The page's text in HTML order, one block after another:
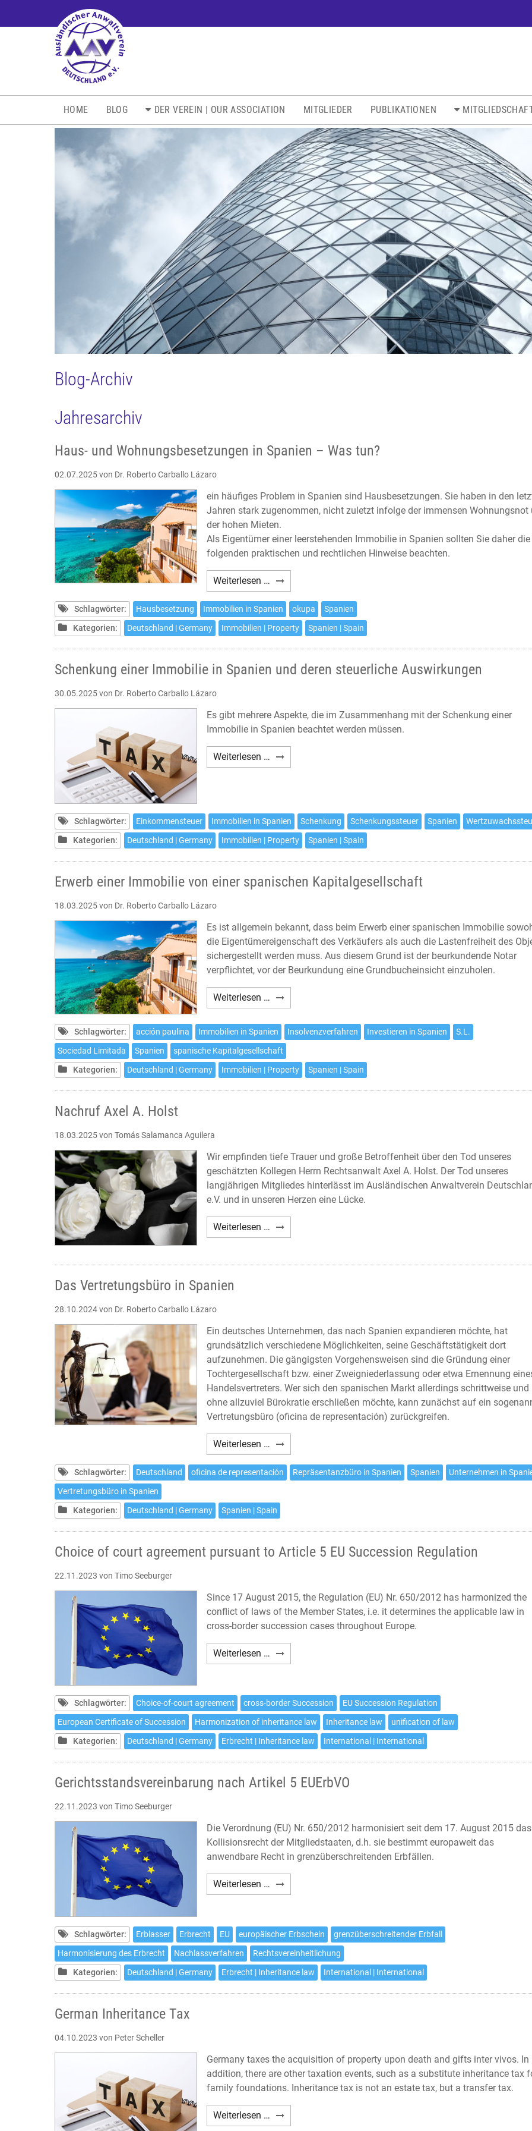
HOME BLOG DER VEREIN | OUR ASSOCIATION MITGLIEDER PUBLIKATIONEN
Blog-Archiv
Jahresarchiv
Haus- und Wohnungsbesetzungen in Spanien – Was tun?
02.07.2025von Dr. Roberto Carballo Lázaro
ein häufiges Problem in Spanien sind Hausbesetzungen. Sie haben in den
Jahren stark zugenommen, nicht zuletzt infolge der immensen Wohnungsnot
der hohen Mieten.
Als Eigentümer einer leerstehenden Immobilie in Spanien sollten Sie daher die
folgenden praktischen und rechtlichen Hinweise beachten.
Weiterlesen … Haus-
und
Wohnungsbesetzungen
in
Spanien
–
Was
Schlagwörter: Hausbesetzung Immobilien in Spanien okupa
Spanien
Kategorien:
Deutschland | Germany Immobilien | Property Spanien | Spain
Schenkung einer Immobilie in Spanien und deren steuerliche Auswirkungen
30.05.2025von Dr. Roberto Carballo Lázaro
Es gibt mehrere Aspekte, die im Zusammenhang mit der Schenkung einer
Immobilie in Spanien beachtet werden müssen.
Weiterlesen … Schenkung
einer
Spanien
und
deren
Schlagwörter: Einkommensteuer Immobilien in Spanien Schenkung Schenkungssteuer Spanien
Kategorien:
Deutschland | Germany Immobilien | Property Spanien | Spain
Erwerb einer Immobilie von einer spanischen Kapitalgesellschaft
18.03.2025von Dr. Roberto Carballo Lázaro
Es ist allgemein bekannt, dass beim Erwerb einer spanischen Immobilie
die Eigentümereigenschaft des Verkäufers als auch die Lastenfreiheit des
sichergestellt werden muss. Aus diesem Grund ist der beurkundende Notar
verpflichtet, vor der Beurkundung eine Grundbucheinsicht einzuholen.
Weiterlesen … Erwerb
einer
Immobilie
von
einer
spanischen
Schlagwörter: acción paulina Immobilien in Spanien Insolvenzverfahren Investieren in Spanien
S.L.
Sociedad Limitada
Spanien
spanische Kapitalgesellschaft
Kategorien:
Deutschland | Germany Immobilien | Property Spanien | Spain
Nachruf Axel A. Holst
18.03.2025von Tomás Salamanca Aguilera
Wir empfinden tiefe Trauer und große Betroffenheit über den Tod unseres
geschätzten Kollegen Herrn Rechtsanwalt Axel A. Holst. Der Tod unseres
langjährigen Mitgliedes hinterlässt im Ausländischen Anwaltverein
e.V. und in unseren Herzen eine Lücke.
Weiterlesen … Nachruf
Axel
Holst
Das Vertretungsbüro in Spanien
28.10.2024von Dr. Roberto Carballo Lázaro
Ein deutsches Unternehmen, das nach Spanien expandieren möchte, hat
grundsätzlich verschiedene Möglichkeiten, seine Geschäftstätigkeit dort
aufzunehmen. Die gängigsten Vorgehensweisen sind die Gründung einer
Tochtergesellschaft bzw. einer Zweigniederlassung oder etwa Ernennung
Handelsvertreters. Wer sich den spanischen Markt allerdings schrittweise und
ohne allzuviel Bürokratie erschließen möchte, kann zunächst auf ein
Vertretungsbüro (oficina de representación) zurückgreifen.
Weiterlesen … Das
Vertretungsbüro
in
Schlagwörter: Deutschland oficina de representación Repräsentanzbüro in Spanien Spanien
Unternehmen in
Vertretungsbüro in Spanien
Kategorien:
Deutschland | Germany Spanien | Spain
Choice of court agreement pursuant to Article 5 EU Succession Regulation
22.11.2023 von Timo Seeburger
Since 17 August 2015, the Regulation (EU) Nr. 650/2012 has harmonized the
conflict of laws of the Member States, i.e. it determines the applicable law in
cross-border succession cases throughout Europe.
Weiterlesen … Choice
of
agreement
pursuant
to
Article
5
Succession
Schlagwörter: Choice-of-court agreement cross-border Succession
EU Succession Regulation
European Certificate of Succession
Harmonization of inheritance law Inheritance law
unification of law
Kategorien:
Deutschland | Germany Erbrecht | Inheritance law International | International
Gerichtsstandsvereinbarung nach Artikel 5 EUErbVO
22.11.2023 von Timo Seeburger
Die Verordnung (EU) Nr. 650/2012 harmonisiert seit dem 17. August 2015 das
Kollisionsrecht der Mitgliedstaaten, d.h. sie bestimmt europaweit das
anwendbare Recht in grenzüberschreitenden Erbfällen.
Weiterlesen … Gerichtsstandsvereinbarung
nach
5
EUErbVO
Schlagwörter: Erblasser Erbrecht EU europäischer Erbschein
grenzüberschreitender Erbfall
Harmonisierung des Erbrecht
Nachlassverfahren
Rechtsvereinheitlichung
Kategorien:
Deutschland | Germany Erbrecht | Inheritance law International | International
German Inheritance Tax
04.10.2023 von Peter Scheller
Germany taxes the acquisition of property upon death and gifts inter vivos. In
addition, there are other taxation events, such as a substitute inheritance tax
family foundations. Inheritance tax is not an estate tax, but a transfer tax.
Weiterlesen … German